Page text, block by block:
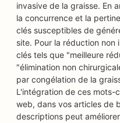
invasive de la graisse. En
la concurrence et la
clés susceptibles de
site. Pour la réduction non
clés tels que "meilleure
"élimination non
par congélation de la
L'intégration de ces mots-
web, dans vos articles de
descriptions peut